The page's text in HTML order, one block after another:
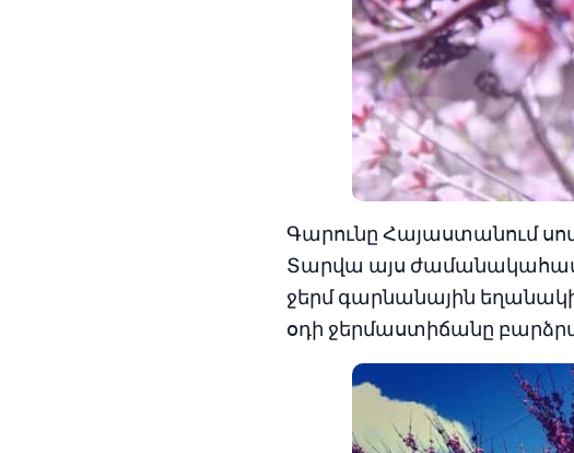
Գարունը Հայաստանում
Տարվա այս
ջերմ գարնանային
օդի ջերմաստիճանը